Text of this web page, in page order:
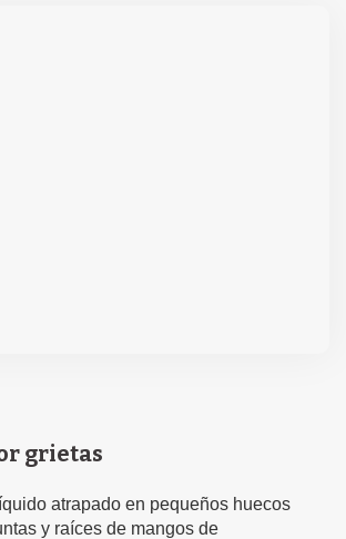
grietas
atrapado en pequeños huecos
y raíces de mangos de